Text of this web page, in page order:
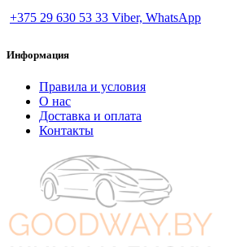
+375 29 630 53 33 Viber, WhatsApp
Информация
Правила и условия
О нас
Доставка и оплата
Контакты